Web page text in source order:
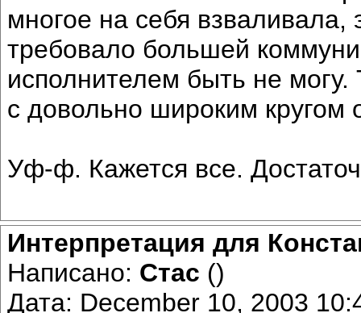
многое на себя
требовало большей
исполнителем быть не могу.
с довольно широким кругом
Уф-ф. Кажется все.
Интерпретация для
Написано: Стас ()
Дата: December 10, 2003